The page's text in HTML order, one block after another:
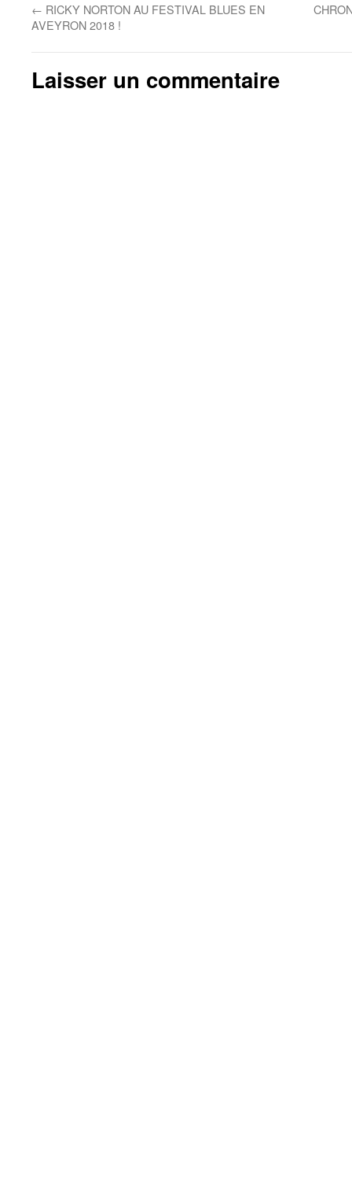
← RICKY NORTON AU FESTIVAL BLUES EN
AVEYRON 2018 !
Laisser un commentaire